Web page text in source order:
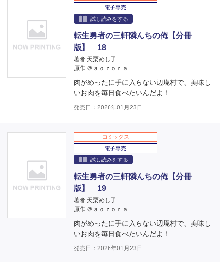
電子専売
試し読みをする
転生勇者の三軒隣んちの俺【分冊
版】 18
著者 天栗めし子
原作 ＠ａｏｚｏｒａ
肉がめったに手に入らない辺境村で、美味し
いお肉を毎日食べたいんだよ！
発売日：2026年01月23日
コミックス
電子専売
試し読みをする
転生勇者の三軒隣んちの俺【分冊
版】 19
著者 天栗めし子
原作 ＠ａｏｚｏｒａ
肉がめったに手に入らない辺境村で、美味し
いお肉を毎日食べたいんだよ！
発売日：2026年01月23日